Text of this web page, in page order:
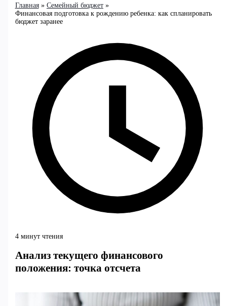
Главная
Семейный бюджет
Финансовая подготовка к рождению ребенка: как спланировать
бюджет заранее
4 минут чтения
Анализ текущего финансового
положения: точка отсчета